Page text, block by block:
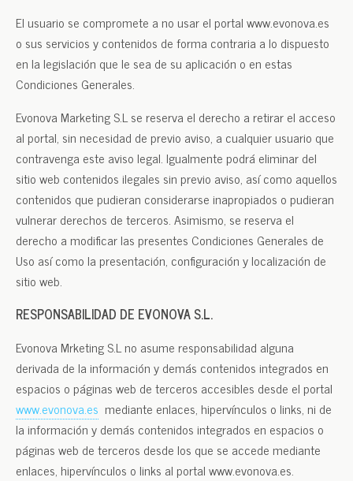
El usuario se compromete a no usar el portal www.evonova.es
o sus servicios y contenidos de forma contraria a lo dispuesto
en la legislación que le sea de su aplicación o en estas
Condiciones Generales.
Evonova Marketing S.L se reserva el derecho a retirar el acceso
al portal, sin necesidad de previo aviso, a cualquier usuario que
contravenga este aviso legal. Igualmente podrá eliminar del
sitio web contenidos ilegales sin previo aviso, así como aquellos
contenidos que pudieran considerarse inapropiados o pudieran
vulnerar derechos de terceros. Asimismo, se reserva el
derecho a modificar las presentes Condiciones Generales de
Uso así como la presentación, configuración y localización de
sitio web.
RESPONSABILIDAD DE EVONOVA S.L.
Evonova Mrketing S.L no asume responsabilidad alguna
derivada de la información y demás contenidos integrados en
espacios o páginas web de terceros accesibles desde el portal
www.evonova.es mediante enlaces, hipervínculos o links, ni de
la información y demás contenidos integrados en espacios o
páginas web de terceros desde los que se accede mediante
enlaces, hipervínculos o links al portal www.evonova.es.